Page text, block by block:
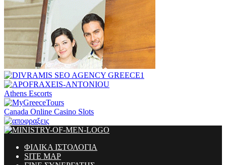
Athens Escorts
Canada Online Casino Slots
ΦΙΛΙΚΑ ΙΣΤΟΛΟΓΙΑ
SITE MAP